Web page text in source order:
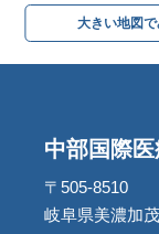
大きい地図で
中部国際
〒505-8510
岐阜県美濃加